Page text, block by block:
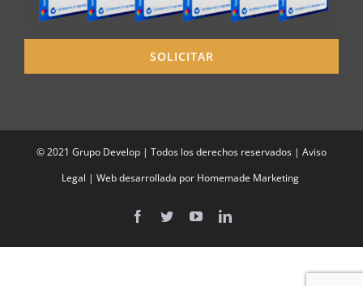
SOLICITAR
© 2021 Grupo Develop | Todos los derechos reservados | Aviso
Legal | Web desarrollada por Homemade Marketing
Facebook
TwitterYouTubeLinkedIn